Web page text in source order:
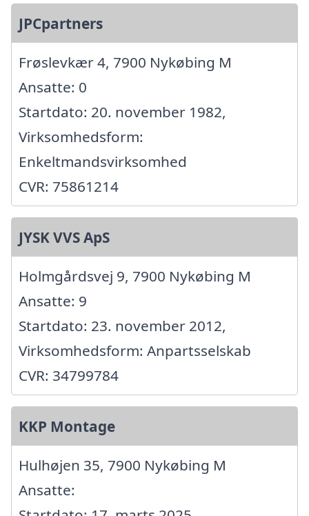
JPCpartners
Frøslevkær 4, 7900 Nykøbing M
Ansatte: 0
Startdato: 20. november 1982,
Virksomhedsform:
Enkeltmandsvirksomhed
CVR: 75861214
JYSK VVS ApS
Holmgårdsvej 9, 7900 Nykøbing M
Ansatte: 9
Startdato: 23. november 2012,
Virksomhedsform: Anpartsselskab
CVR: 34799784
KKP Montage
Hulhøjen 35, 7900 Nykøbing M
Ansatte: